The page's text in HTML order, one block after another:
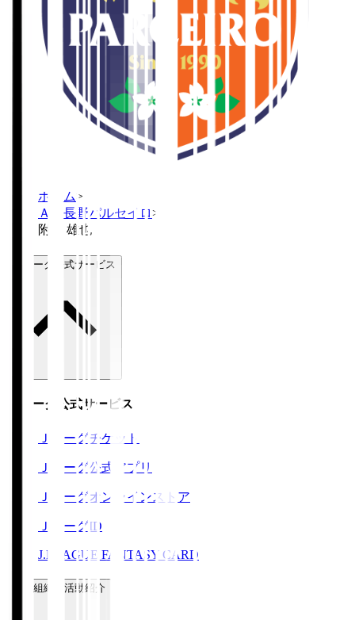
ホーム >
ＡＣ長野パルセイロ>
附木 雄也
Ｊリーグ公式サービス
Ｊリーグ公式サービス
Ｊリーグチケット
Ｊリーグ公式アプリ
Ｊリーグオンラインストア
ＪリーグID
J.LEAGUE FANTASY CARD
運営組織・活動紹介